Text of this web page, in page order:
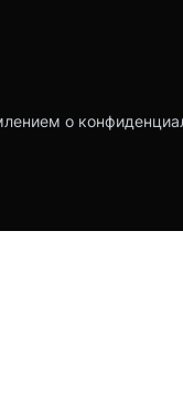
о